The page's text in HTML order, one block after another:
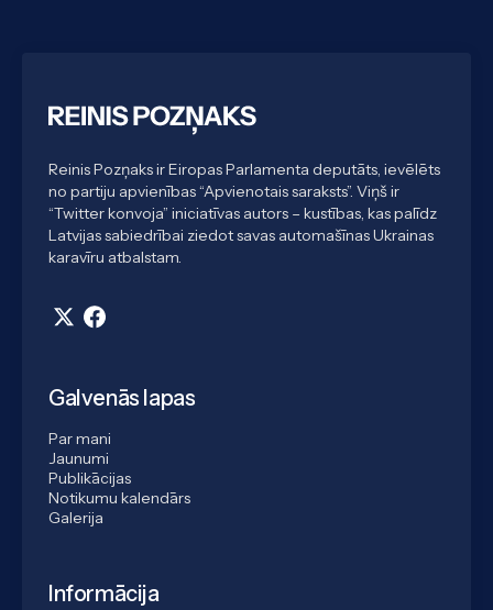
Reinis Pozņaks ir Eiropas Parlamenta deputāts, ievēlēts
no partiju apvienības “Apvienotais saraksts”. Viņš ir
“Twitter konvoja” iniciatīvas autors – kustības, kas palīdz
Latvijas sabiedrībai ziedot savas automašīnas Ukrainas
karavīru atbalstam.
Galvenās lapas
Par mani
Jaunumi
Publikācijas
Notikumu kalendārs
Galerija
Informācija